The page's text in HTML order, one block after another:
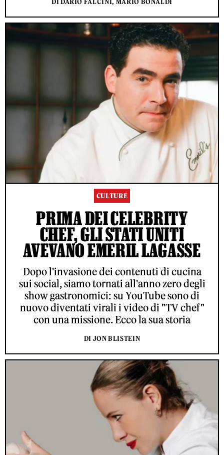
CULTURE
PRIMA DEI CELEBRITY
CHEF, GLI STATI UNITI
AVEVANO EMERIL LAGASSE
Dopo l'invasione dei contenuti di cucina
sui social, siamo tornati all'anno zero degli
show gastronomici: su YouTube sono di
nuovo diventati virali i video di "TV chef"
con una missione. Ecco la sua storia
DI JON BLISTEIN